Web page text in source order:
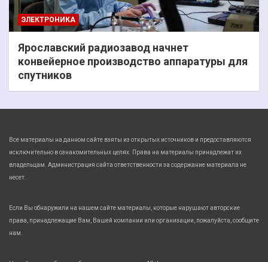
ЭЛЕКТРОНИКА
Ярославский радиозавод начнет
конвейерное производство аппаратуры для
спутников
Все материалы на данном сайте взяты из открытых источников и предоставляются
исключительно в ознакомительных целях. Права на материалы принадлежат их
владельцам. Администрация сайта ответственности за содержание материала не
несет.
Если Вы обнаружили на нашем сайте материалы, которые нарушают авторские
права, принадлежащие Вам, Вашей компании или организации, пожалуйста, сообщите
нам.